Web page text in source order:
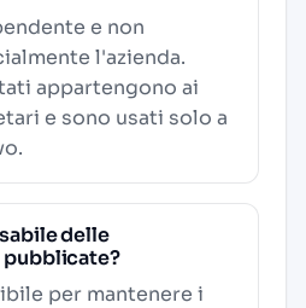
e non
l'azienda.
appartengono ai
e sono usati solo a
delle
per mantenere i